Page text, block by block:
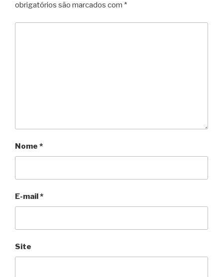
obrigatórios são marcados com *
Nome *
E-mail*
Site